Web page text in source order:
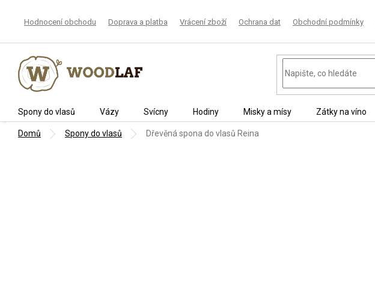
Hodnocení obchodu Doprava a platba Vrácení zboží Ochrana dat Obchodní podmínky
Spony do vlasů Vázy Svícny Hodiny Misky a mísy Zátky na víno
Domů Spony do vlasů Dřevěná spona do vlasů Reina